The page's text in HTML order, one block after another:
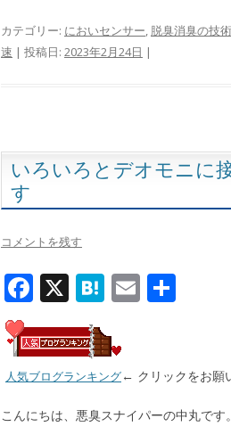
e
b
k
e
n
ai
l
カテゴリー: においセンサー, 脱臭消臭の技
速 | 投稿日: 2023年2月24日 |
いろいろとデオモニに
す
コメントを残す
F
e
b
o
o
X H
e
n
a
E
l
人気ブログランキング← クリックをお願
こんにちは、悪臭スナイパーの中丸です。